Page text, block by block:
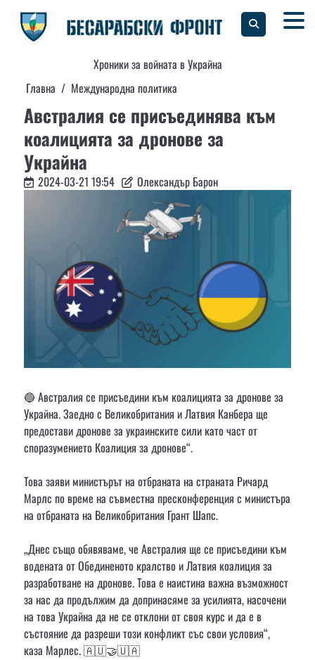
content
Хроники за войната в Украйна
Главна
Международна политика
Австралия се присъединява към
коалицията за дронове за
Украйна
2024-03-21 19:54 Олександър Барон
🔵 Австралия се присъедини към коалицията за дронове за
Украйна. Заедно с Великобритания и Латвия Канбера ще
предостави дронове за украинските сили като част от
споразумението Коалиция за дронове“.
Това заяви министърът на отбраната на страната Ричард
Марлс по време на съвместна пресконференция с министъра
на отбраната на Великобритания Грант Шапс.
„Днес също обявяваме, че Австралия ще се присъедини към
водената от Обединеното кралство и Латвия коалиция за
разработване на дронове. Това е наистина важна възможност
за нас да продължим да допринасяме за усилията, насочени
на това Украйна да не се отклони от своя курс и да е в
състояние да разреши този конфликт със свои условия“,
каза Марлес. 🇦🇺🤝🇺🇦